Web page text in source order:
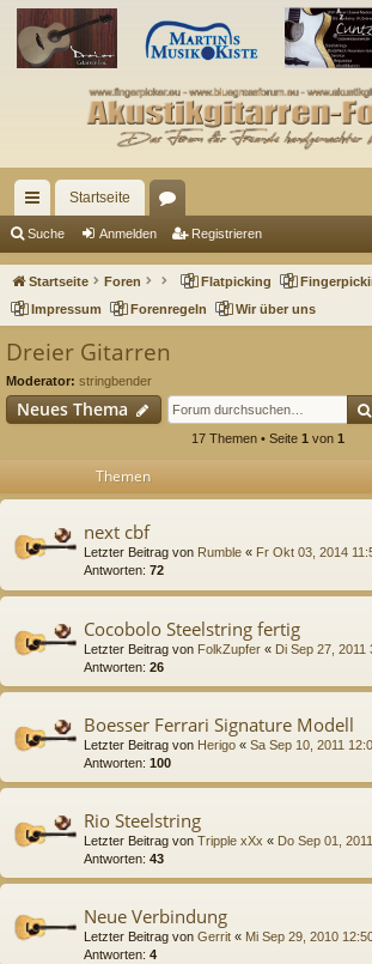
ch
ne
llz
riff
Startseite
en
Suche Anmelden Registrieren
Startseite Foren Flatpicking
Impressum
Forenregeln Wir über uns
Dreier Gitarren
Moderator: stringbender
Neues Thema
17 Themen • Seite 1 von 1
Themen
next cbf
Letzter Beitrag von Rumble « Fr Okt 03, 2014
Antworten: 72
Cocobolo Steelstring fertig
Letzter Beitrag von FolkZupfer « Di Sep 27, 2011
Antworten: 26
Boesser Ferrari Signature Modell
Letzter Beitrag von Herigo « Sa Sep 10, 2011
Antworten: 100
Rio Steelstring
Letzter Beitrag von Tripple xXx « Do Sep 01,
Antworten: 43
Neue Verbindung
Letzter Beitrag von Gerrit « Mi Sep 29, 2010
Antworten: 4